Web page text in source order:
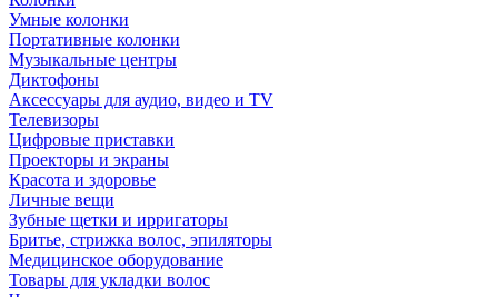
Умные колонки
Портативные колонки
Музыкальные центры
Диктофоны
Аксессуары для аудио, видео и TV
Телевизоры
Цифровые приставки
Проекторы и экраны
Красота и здоровье
Личные вещи
Зубные щетки и ирригаторы
Бритье, стрижка волос, эпиляторы
Медицинское оборудование
Товары для укладки волос